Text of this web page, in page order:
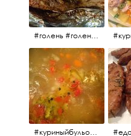
#голень #голеньиндейки #голеньиндейкивфольге #индейка #завтрак #еда #мясо
#куриныйбульон #лавровыйлист #помидоры #картофель #чеснок #лук #морковь #приправы #перецдушистый #курица #ужин #еда #сольповкусу #жёлтыйкарри #имбирь #кориандр #кокос #лимонныйсок #оливковоемасло #кумин #кайенскийперец